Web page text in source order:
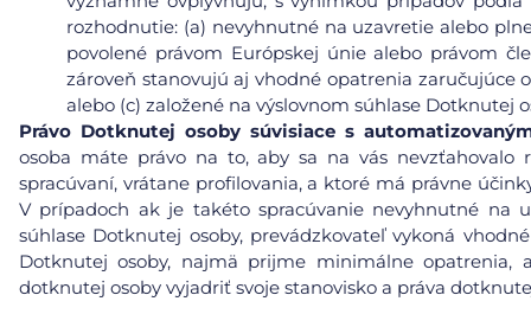
rozhodnutie: (a) nevyhnutné na uzavretie alebo
povolené právom Európskej únie alebo právom
zároveň stanovujú aj vhodné opatrenia zaručujúce
alebo (c) založené na výslovnom súhlase Dotknutej
Právo Dotknutej osoby súvisiace s
osoba máte právo na to, aby sa na vás nevzťahovalo
spracúvaní, vrátane profilovania, a ktoré má právne
V prípadoch ak je takéto spracúvanie nevyhnutné na
súhlase Dotknutej osoby, prevádzkovateľ vykoná
Dotknutej osoby, najmä prijme minimálne opatrenia,
dotknutej osoby vyjadriť svoje stanovisko a práva